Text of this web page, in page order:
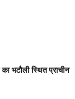
भटौली स्थित प्राचीन